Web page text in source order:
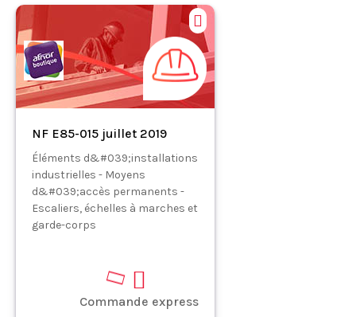
NF E85-015 juillet 2019
Éléments d&#039;installations
industrielles - Moyens
d&#039;accès permanents -
Escaliers, échelles à marches et
garde-corps
Commande express